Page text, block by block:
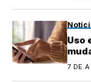
Uso
7 DE